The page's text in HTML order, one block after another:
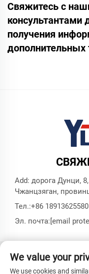
Свяжитесь с
консультантами
получения
дополнительных
Add: дорога Дунци,
Чжанцзяган,
Тел.:+86 18913625580
Эл. почта:[email
© Все права
Machinery Co., Ltd. -
We value your
We use cookies and